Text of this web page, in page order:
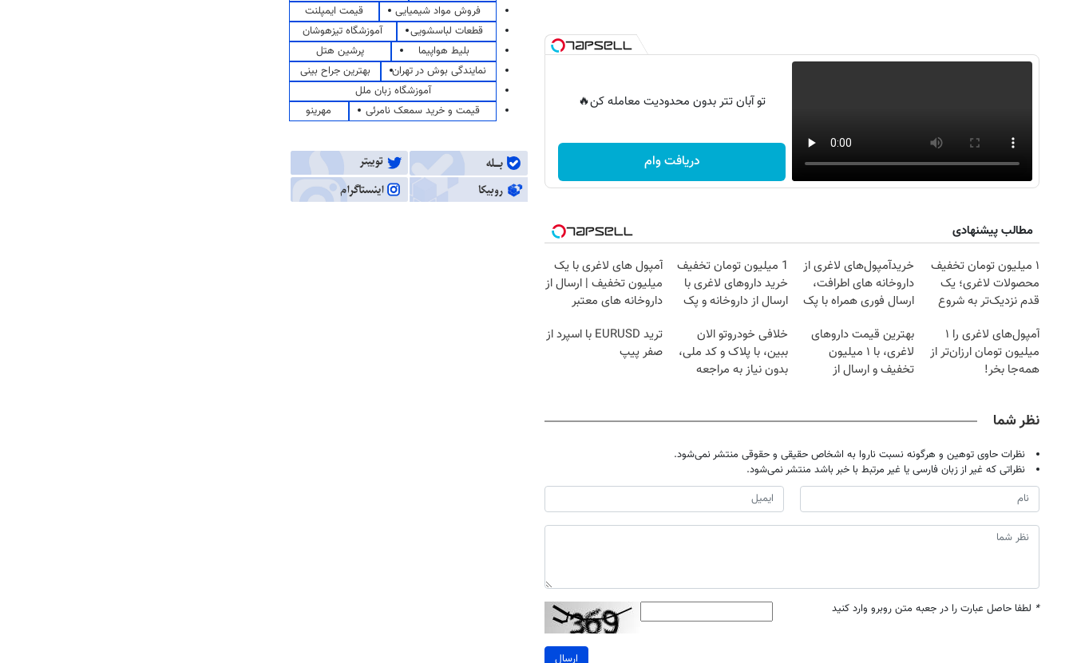
تو آبان تتر بدون محدودیت معامله کن🔥
دریافت وام
مطالب پیشنهادی
۱ میلیون تومان تخفیف
محصولات لاغری؛ یک
قدم نزدیک‌تر به شروع
خریدآمپول‌های لاغری از
داروخانه های اطرافت،
ارسال فوری همراه با پک
1 میلیون تومان تخفیف
خرید داروهای لاغری با
ارسال از داروخانه و پک
آمپول های لاغری با یک
میلیون تخفیف | ارسال از
داروخانه های معتبر
آمپول‌های لاغری را ۱
میلیون تومان ارزان‌تر از
همه‌جا بخر!
بهترین قیمت داروهای
لاغری، با ۱ میلیون
تخفیف و ارسال از
خلافی خودروتو الان
ببین، با پلاک و کد ملی،
بدون نیاز به مراجعه
ترید EURUSD با اسپرد از
صفر پیپ
نظر شما
نظرات حاوی توهین و هرگونه نسبت ناروا به اشخاص حقیقی و حقوقی منتشر نمی‌شود.
نظراتی که غیر از زبان فارسی یا غیر مرتبط با خبر باشد منتشر نمی‌شود.
* لطفا حاصل عبارت را در جعبه متن روبرو وارد کنید
ارسال
فروش مواد شیمیایی
قیمت ایمپلنت
قطعات لباسشویی
آموزشگاه تیزهوشان
بلیط هواپیما
پرشین هتل
نمایندگی بوش در تهران
بهترین جراح بینی
آموزشگاه زبان ملل
قیمت و خرید سمعک نامرئی
مهرینو